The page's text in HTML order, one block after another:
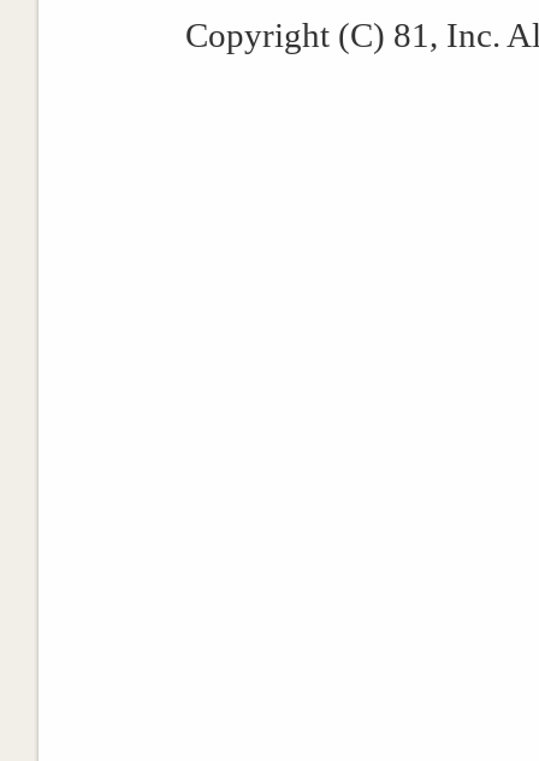
Copyright (C) 81, Inc.